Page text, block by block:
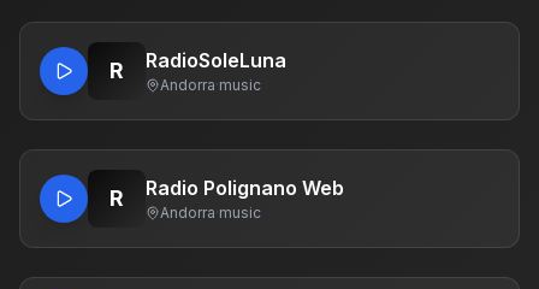
R RadioSoleLuna
Andorra·music
R Radio Polignano Web
Andorra·music